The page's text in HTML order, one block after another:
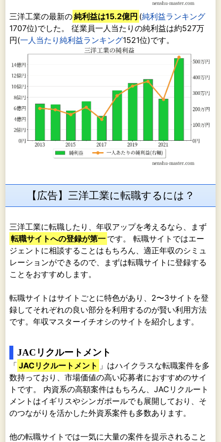
三洋工業の最新の純利益は15.2億円 (純利益ランキング
1707位)でした。 従業員一人当たりの純利益は約527万
円(一人当たり純利益ランキング1521位)です。
【広告】三洋工業に転職するには？
三洋工業に転職したり、年収アップを考えるなら、まず
転職サイトへの登録が第一 です。 転職サイトではエー
ジェントに相談することはもちろん、適正年収のシミュ
レーションができるので、まずは転職サイトに登録する
ことをおすすめします。
転職サイトはサイトごとに特色があり、2〜3サイトを登
録してそれぞれの良い部分を利用するのが賢い利用方法
です。年収マスターイチオシのサイトを紹介します。
JACリクルートメント
「 JACリクルートメント 」はハイクラスな転職案件を多
数持っており、市場価値の高い応募者におすすめのサイ
トです。 内資系の高額案件はもちろん、JACリクルート
メントはイギリスやシンガポールでも展開しており、そ
のつながりを活かした外資系案件も多数あります。
他の転職サイトでは一気に大量の案件を提示されること